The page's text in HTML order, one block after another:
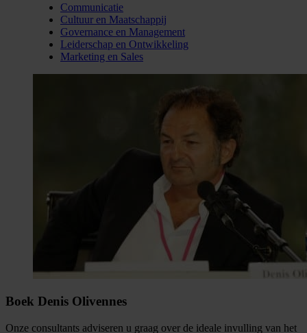
Communicatie
Cultuur en Maatschappij
Governance en Management
Leiderschap en Ontwikkeling
Marketing en Sales
Boek Denis Olivennes
Onze consultants adviseren u graag over de ideale invulling van het